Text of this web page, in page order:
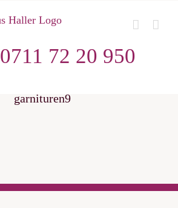
0711 72 20 950
garnituren9